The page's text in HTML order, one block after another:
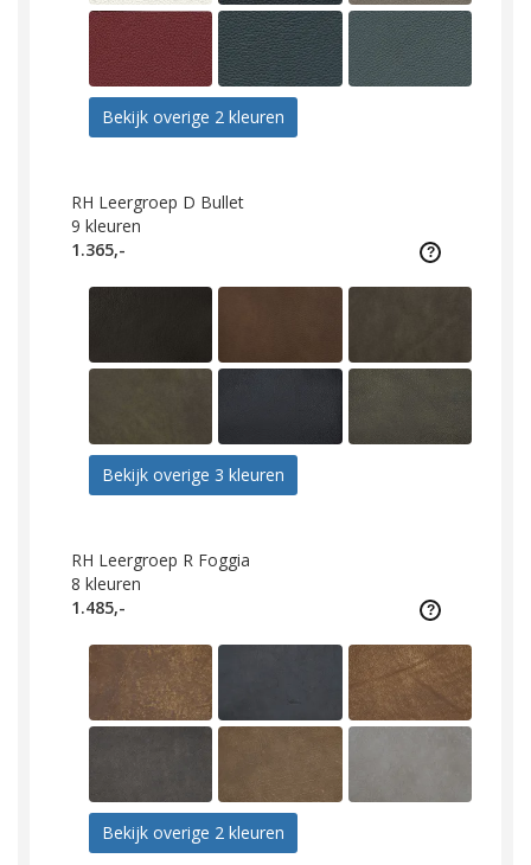
Bekijk overige 2 kleuren
RH Leergroep D Bullet
9 kleuren
1.365,-
Bekijk overige 3 kleuren
RH Leergroep R Foggia
8 kleuren
1.485,-
Bekijk overige 2 kleuren